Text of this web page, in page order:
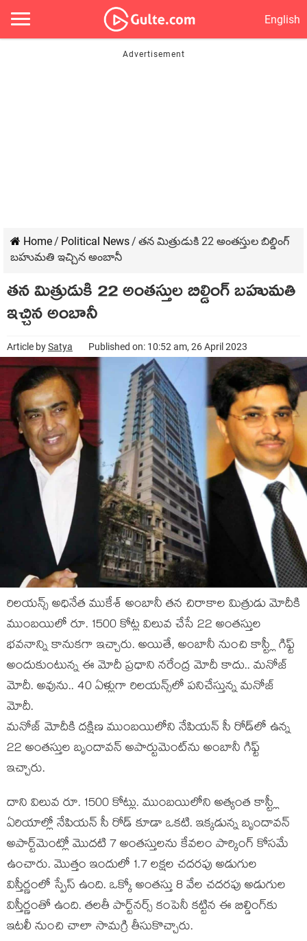
English
Home/ Political News/ తన మిత్రుడుకి 22 అంతస్తుల బిల్డింగ్
బహుమతి ఇచ్చిన అంబానీ
తన మిత్రుడుకి 22 అంతస్తుల బిల్డింగ్ బహుమతి
ఇచ్చిన అంబానీ
Article bySatya Published on: 10:52 am, 26 April 2023
రిలయన్స్ అధినేత ముకేశ్ అంబానీ తన చిరాకాల మిత్రుడు మోదీకి
ముంబయిలో రూ. 1500 కోట్ల విలువ చేసే 22 అంతస్తుల
భవనాన్ని కానుకగా ఇచ్చారు. అయితే, అంబానీ నుంచి కాస్ట్లీ గిఫ్ట్
అందుకుంటున్న ఈ మోదీ ప్రధాని నరేంద్ర మోదీ కాదు.. మనోజ్
మోదీ. అవును.. 40 ఏళ్లుగా రిలయన్స్‌లో పనిచేస్తున్న మనోజ్
మోదీ.
మనోజ్ మోదీకి దక్షిణ ముంబయిలోని నేపియన్ సీ రోడ్‌లో ఉన్న
22 అంతస్తుల బృందావన్ అపార్టుమెంట్‌ను అంబానీ గిఫ్ట్
ఇచ్చారు.
దాని విలువ రూ. 1500 కోట్లు. ముంబయిలోని అత్యంత కాస్ట్లీ
ఏరియాల్లో నేపియన్ సీ రోడ్ కూడా ఒకటి. ఇక్కడున్న బృందావన్
అపార్ట్‌మెంట్లో మొదటి 7 అంతస్తులను కేవలం పార్కింగ్ కోసమే
ఉంచారు. మొత్తం ఇందులో 1.7 లక్షల చదరపు అడుగుల
విస్తీర్ణంలో స్పేస్ ఉంది. ఒక్కో అంతస్తు 8 వేల చదరపు అడుగుల
విస్తీర్ణంతో ఉంది. తలతీ పార్ట్‌నర్స్ కంపెనీ కట్టిన ఈ బిల్డింగ్‌కు
ఇటలీ నుంచి చాలా సామగ్రి తీసుకొచ్చారు.